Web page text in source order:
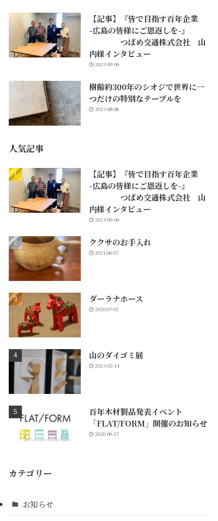
【記事】『皆で目指す百年企業
-広島の皆様にご恩返しを-』
つばめ交通株式会社 山
内様インタビュー
2023-09-06
樹齢約300年のシオジで世界に一
つだけの特別なテーブルを
2023-08-08
人気記事
【記事】『皆で目指す百年企業
-広島の皆様にご恩返しを-』
つばめ交通株式会社 山
内様インタビュー
2023-09-06
ククサのお手入れ
2021-06-07
ダーラナホース
2020-07-02
山のダイゴミ展
2023-02-14
百年木材製品発表イベント
「FLAT/FORM」開催のお知らせ
2026-06-27
カテゴリー
お知らせ